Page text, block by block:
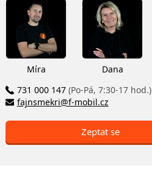
Míra
Dana
731 000 147 (Po-Pá, 7:30-17 hod.)
fajnsmekri@f-mobil.cz
Zeptat se